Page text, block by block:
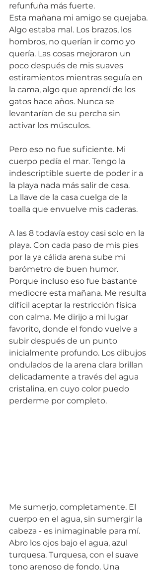
refunfuña más fuerte.
Esta mañana mi amigo se quejaba.
Algo estaba mal. Los brazos, los
hombros, no querían ir como yo
quería. Las cosas mejoraron un
poco después de mis suaves
estiramientos mientras seguía en
la cama, algo que aprendí de los
gatos hace años. Nunca se
levantarían de su percha sin
activar los músculos.
Pero eso no fue suficiente. Mi
cuerpo pedía el mar. Tengo la
indescriptible suerte de poder ir a
la playa nada más salir de casa.
La llave de la casa cuelga de la
toalla que envuelve mis caderas.
A las 8 todavía estoy casi solo en la
playa. Con cada paso de mis pies
por la ya cálida arena sube mi
barómetro de buen humor.
Porque incluso eso fue bastante
mediocre esta mañana. Me resulta
difícil aceptar la restricción física
con calma. Me dirijo a mi lugar
favorito, donde el fondo vuelve a
subir después de un punto
inicialmente profundo. Los dibujos
ondulados de la arena clara brillan
delicadamente a través del agua
cristalina, en cuyo color puedo
perderme por completo.
Me sumerjo, completamente. El
cuerpo en el agua, sin sumergir la
cabeza - es inimaginable para mí.
Abro los ojos bajo el agua, azul
turquesa. Turquesa, con el suave
tono arenoso de fondo. Una